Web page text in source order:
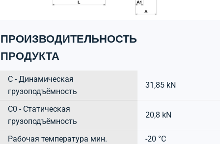
ПРОИЗВОДИТЕЛЬНОСТЬ
ПРОДУКТА
C - Динамическая
грузоподъёмность
31,85 kN
C0 - Статическая
грузоподъёмность
20,8 kN
Рабочая температура мин.
-20 °C